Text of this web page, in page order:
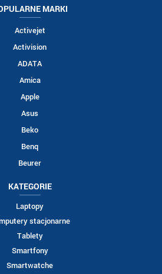
MARKI
Activejet
Activision
ADATA
Amica
Apple
Asus
Beko
Benq
Beurer
KATEGORIE
Laptopy
stacjonarne
Tablety
Smartfony
Smartwatche